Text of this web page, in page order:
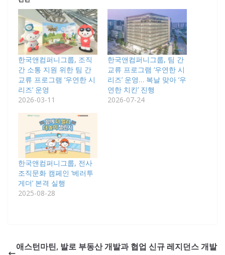
한국앤컴퍼니그룹, 조직
간 소통 지원 위한 팀 간
교류 프로그램 ‘우연한 시
리즈’ 운영
2026-03-11
한국앤컴퍼니그룹, 팀 간
교류 프로그램 ‘우연한 시
리즈’ 운영… 복날 맞아 ‘우
연한 치킨’ 진행
2026-07-24
한국앤컴퍼니그룹, 전사
조직문화 캠페인 ‘베러투
게더’ 본격 실행
2025-08-28
애스턴마틴, 발로 부동산 개발과 협업 신규 레지던스 개발